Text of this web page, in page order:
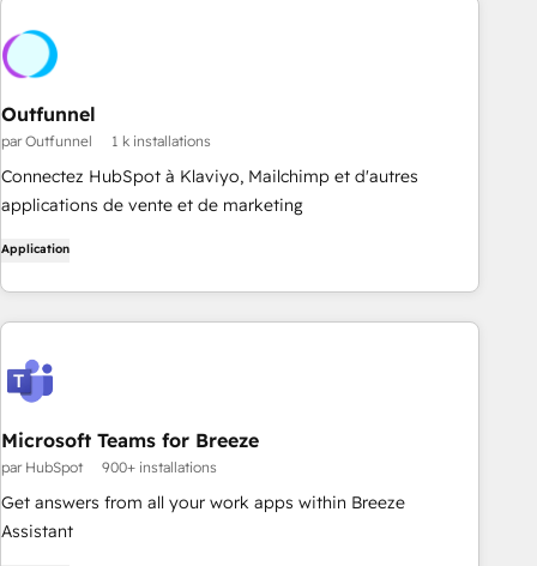
Outfunnel
par Outfunnel 1 k installations
Connectez HubSpot à Klaviyo, Mailchimp et d'autres
applications de vente et de marketing
Application
Microsoft Teams for Breeze
par HubSpot 900+ installations
Get answers from all your work apps within Breeze
Assistant